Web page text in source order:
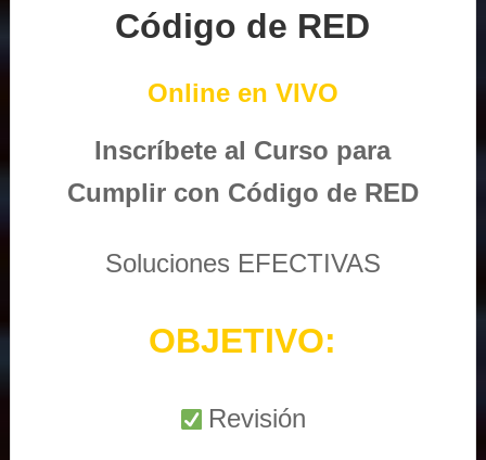
Código de RED
Online en VIVO
Inscríbete al Curso para
Cumplir con Código de RED
Soluciones EFECTIVAS
OBJETIVO:
Revisión